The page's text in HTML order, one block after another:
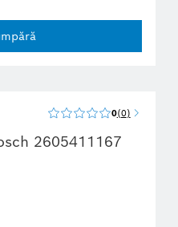
0 0
2605411167